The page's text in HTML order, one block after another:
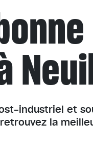
industriel et
retrouvez la